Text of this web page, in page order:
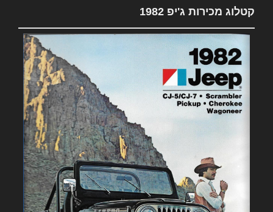
קטלוג מכירות ג'יפ 1982